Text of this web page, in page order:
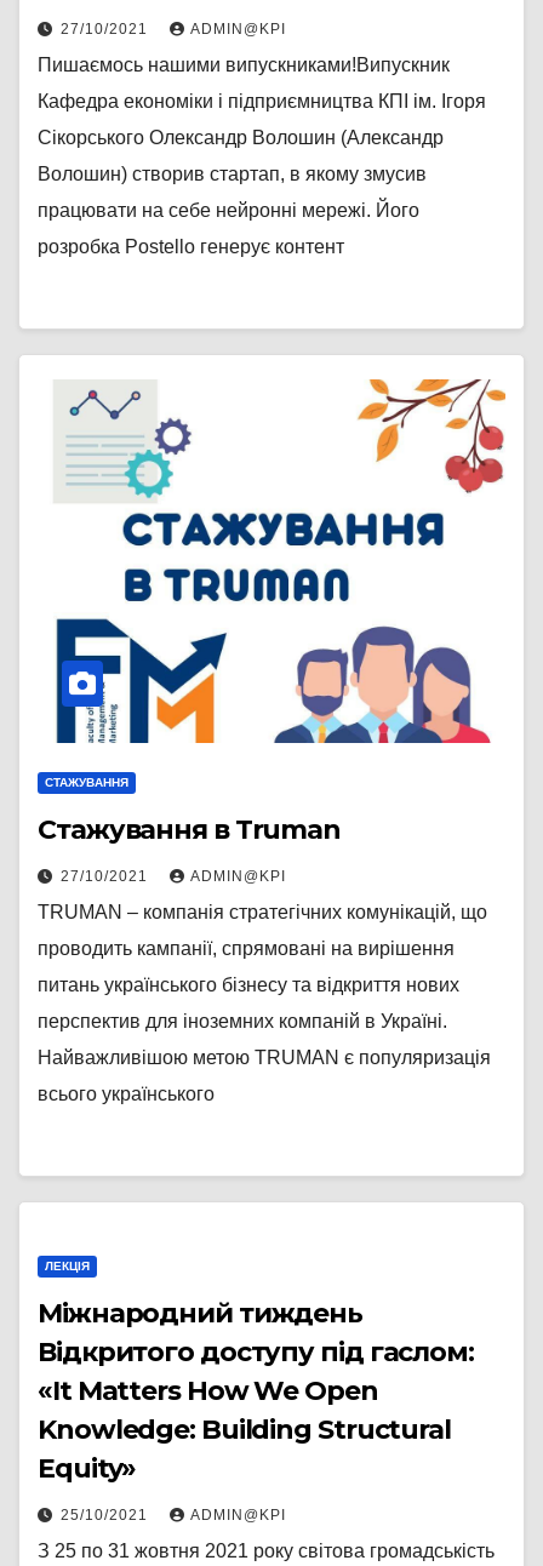
27/10/2021 ADMIN@KPI
Пишаємось нашими випускниками!Випускник
Кафедра економіки і підприємництва КПІ ім. Ігоря
Сікорського Олександр Волошин (Александр
Волошин) створив стартап, в якому змусив
працювати на себе нейронні мережі. Його
розробка Postello генерує контент
СТАЖУВАННЯ
Стажування в Truman
27/10/2021 ADMIN@KPI
TRUMAN – компанія стратегічних комунікацій, що
проводить кампанiї, спрямованi на вирiшення
питань українського бiзнесу та вiдкриття нових
перспектив для iноземних компанiй в Українi.
Найважливішою метою TRUMAN є популяризація
всього українського
ЛЕКЦІЯ
Міжнародний тиждень
Відкритого доступу під гаслом:
«It Matters How We Open
Knowledge: Building Structural
Equity»
25/10/2021 ADMIN@KPI
З 25 по 31 жовтня 2021 року світова громадськість